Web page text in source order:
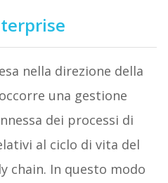
nella direzione della
una gestione
dei processi di
al ciclo di vita del
chain. In questo modo